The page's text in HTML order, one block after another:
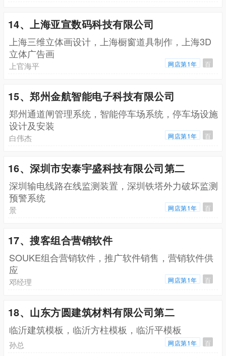
14、上海亚宣数码科技有限公司
上海三维立体画设计，上海橱窗道具制作，上海3D
立体广告画
上官海平 网店第1年 百
15、郑州金航智能电子科技有限公司
郑州通道闸管理系统，智能停车场系统，停车场设施
设计及安装
白伟杰 网店第1年 百
16、深圳市安泰宇盛科技有限公司第二
深圳输电线路在线监测装置，深圳铁塔外力破坏监测
预警系统
景 网店第1年 百
17、搜客组合营销软件
SOUKE组合营销软件，推广软件销售，营销软件供
应
邓经理 网店第1年 百
18、山东方圆建筑材料有限公司第二
临沂建筑模板，临沂方柱模板，临沂平模板
孙总 网店第1年 百